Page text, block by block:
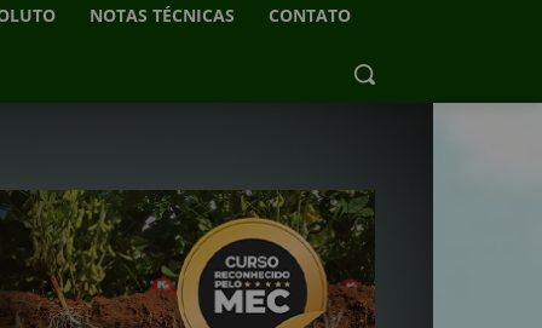
NOTAS TÉCNICAS CONTATO